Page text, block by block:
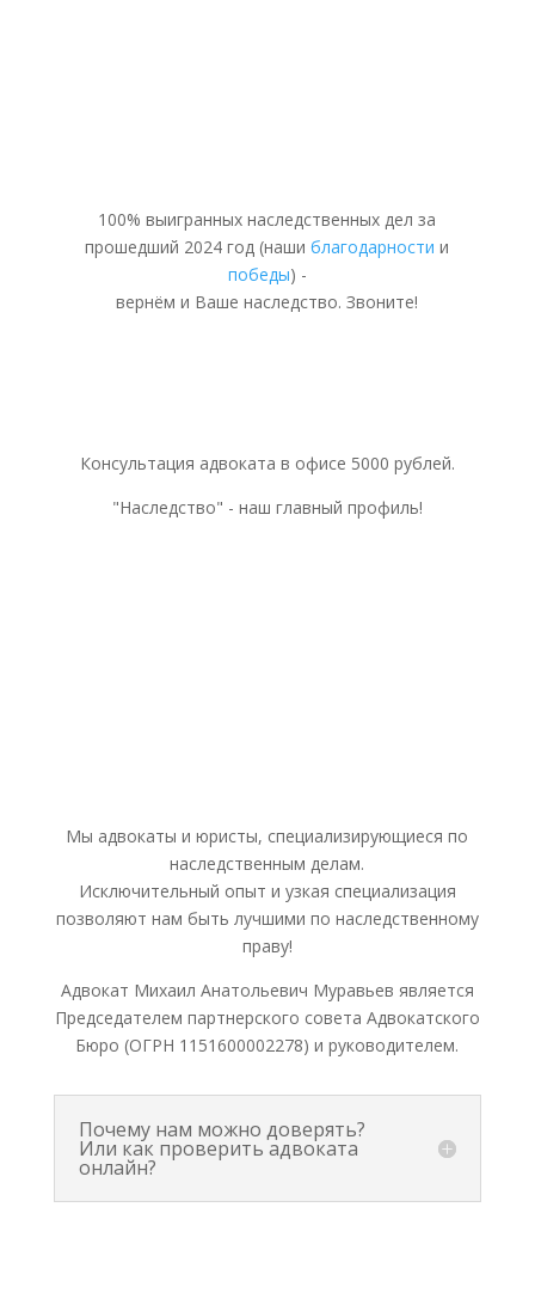
100% выигранных наследственных дел за
прошедший 2024 год (нашиблагодарности и
победы) -
вернём и Ваше наследство. Звоните!
Консультация адвоката в офисе 5000 рублей.
"Наследство" - наш главный профиль!
Мы адвокаты и юристы, специализирующиеся по
наследственным делам.
Исключительный опыт и узкая специализация
позволяют нам быть лучшими по наследственному
праву!
Адвокат Михаил Анатольевич Муравьев является
Председателем партнерского совета Адвокатского
Бюро (ОГРН 1151600002278) и руководителем.
Почему нам можно доверять?
Или как проверить адвоката
онлайн?